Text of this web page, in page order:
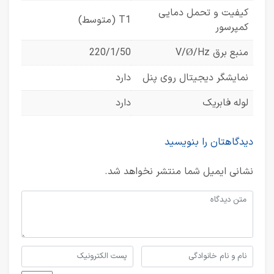
کیفیت و تحمل دمایی
کمپرسور
T1 (متوسط)
منبع برق V/Ø/Hz
220/1/50
نمایشگر دیجیتال روی پنل
دارد
لوله فابریک
دارد
دیدگاهتان را بنویسید
نشانی ایمیل شما منتشر نخواهد شد.